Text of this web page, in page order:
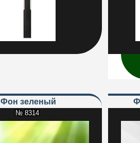
Фон зеленый
№ 8314